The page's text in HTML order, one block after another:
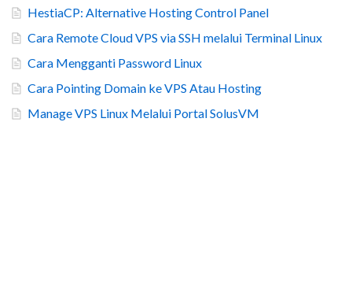
HestiaCP: Alternative Hosting Control Panel
Cara Remote Cloud VPS via SSH melalui Terminal Linux
Cara Mengganti Password Linux
Cara Pointing Domain ke VPS Atau Hosting
Manage VPS Linux Melalui Portal SolusVM